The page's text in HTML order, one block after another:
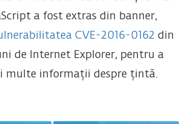
a fost extras din banner,
CVE-2016-0162 din
de Internet Explorer, pentru a
multe informații despre țintă.